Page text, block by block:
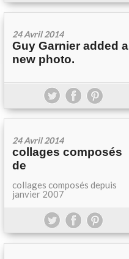
24 Avril 2014
Guy Garnier added a
new photo.
24 Avril 2014
collages composés
de
collages composés depuis
janvier 2007